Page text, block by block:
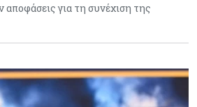
για τη συνέχιση της